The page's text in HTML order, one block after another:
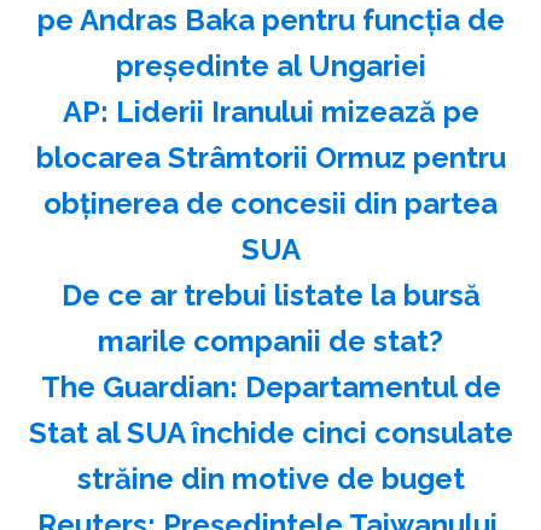
pe Andras Baka pentru funcţia de
preşedinte al Ungariei
AP: Liderii Iranului mizează pe
blocarea Strâmtorii Ormuz pentru
obţinerea de concesii din partea
SUA
️De ce ar trebui listate la bursă
marile companii de stat?
The Guardian: Departamentul de
Stat al SUA închide cinci consulate
străine din motive de buget